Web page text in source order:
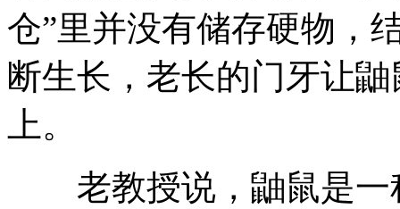
仓”里并没有储存硬物，
断生长，老长的门牙让
上。
老教授说，鼬鼠是一